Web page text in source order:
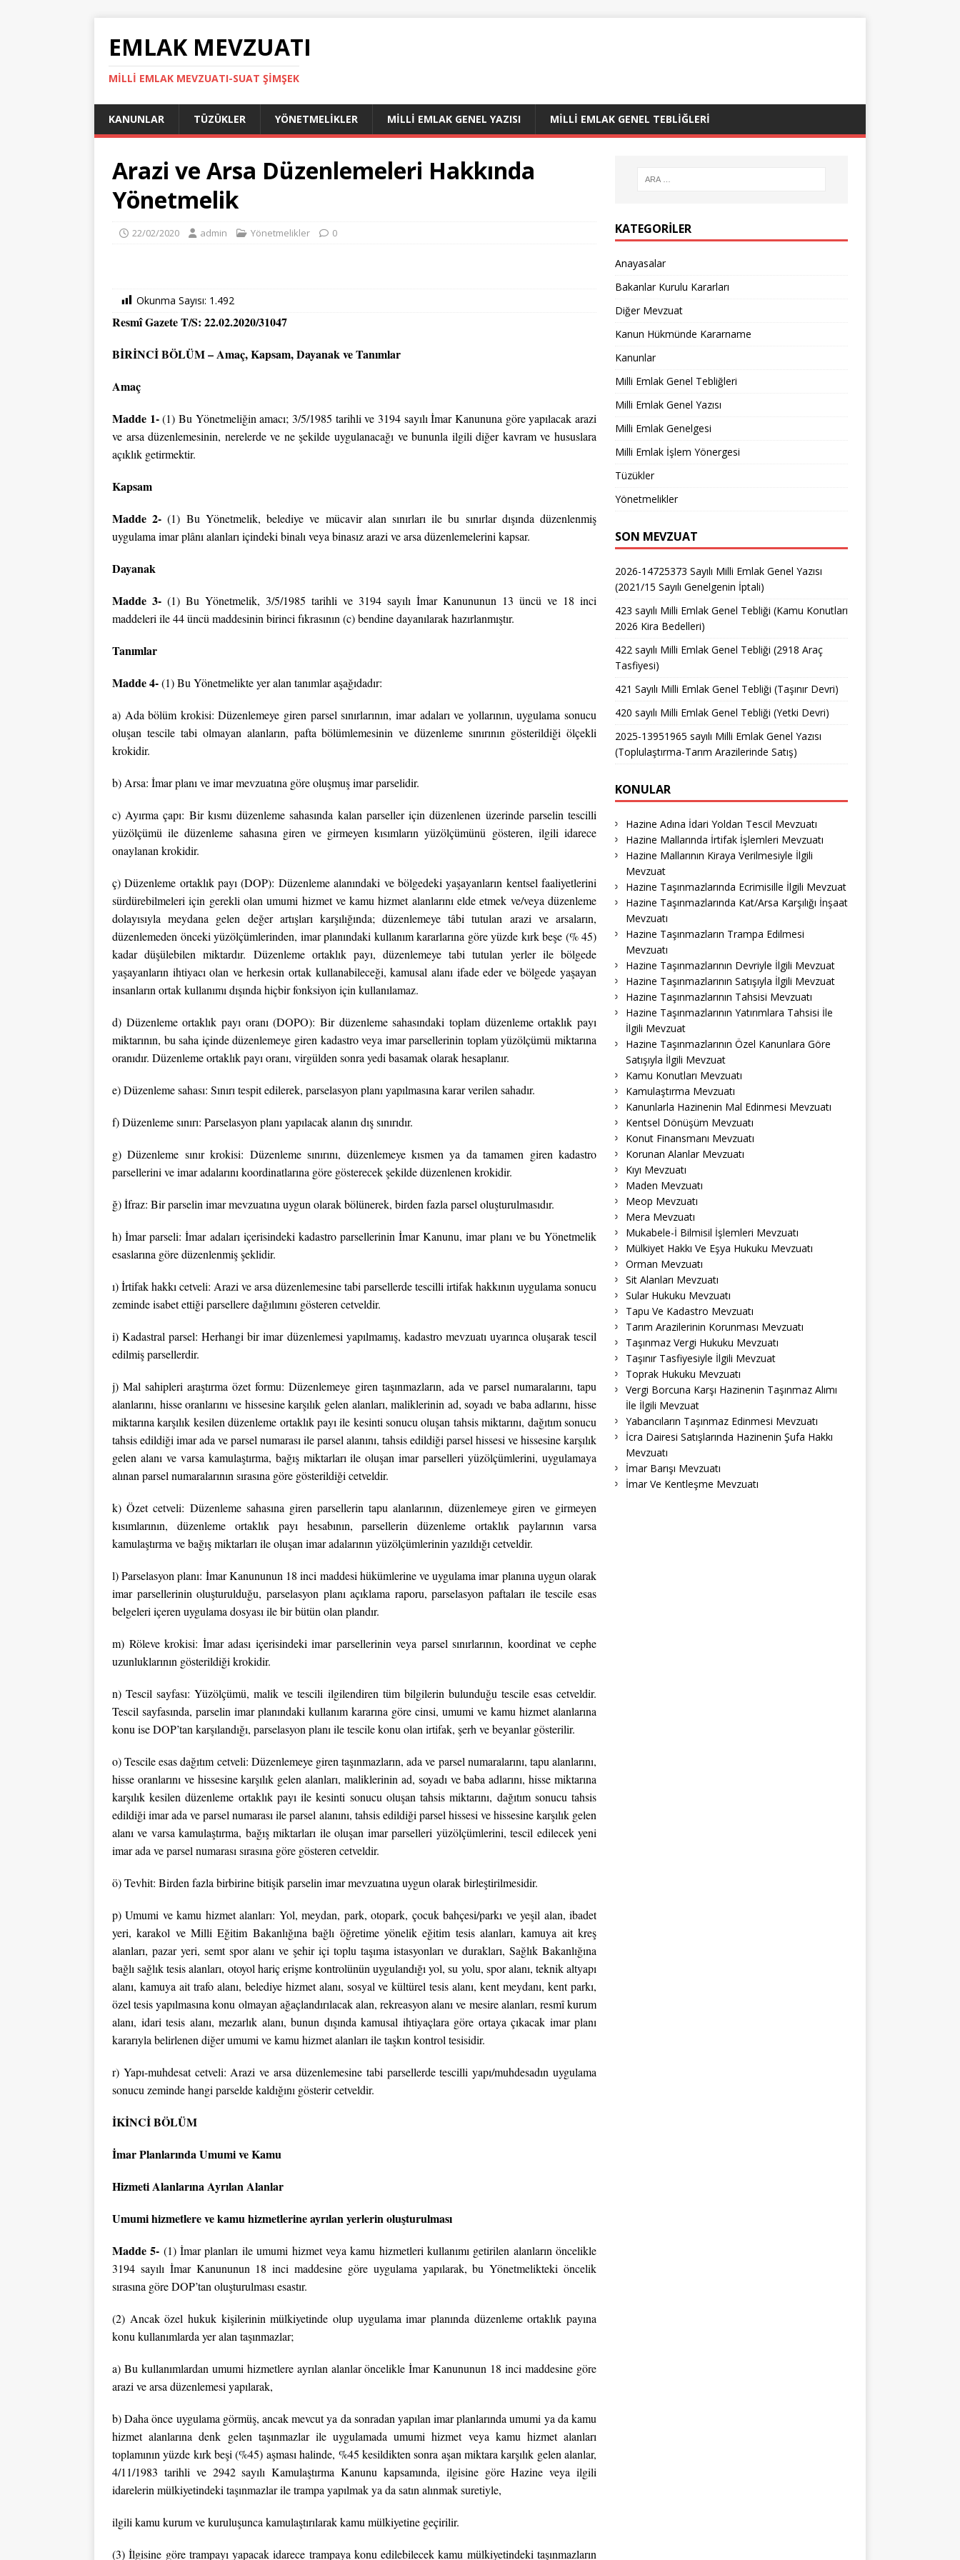
EMLAK MEVZUATI
MILLI EMLAK MEVZUATI-SUAT ŞİMŞEK
KANUNLAR TÜZÜKLER YÖNETMELIKLER MILLI EMLAK GENEL YAZISI MILLI EMLAK GENEL TEBLIĞLERI
Arazi ve Arsa Düzenlemeleri Hakkında
Yönetmelik
22/02/2020 admin Yönetmelikler 0
Okunma Sayısı: 1.492
Resmî Gazete T/S: 22.02.2020/31047
BİRİNCİ BÖLÜM – Amaç, Kapsam, Dayanak ve Tanımlar
Amaç
Madde 1-(1) Bu Yönetmeliğin amacı; 3/5/1985 tarihli ve 3194 sayılı İmar Kanununa göre yapılacak arazi
ve arsa düzenlemesinin, nerelerde ve ne şekilde uygulanacağı ve bununla ilgili diğer kavram ve hususlara
açıklık getirmektir.
Kapsam
Madde 2-(1) Bu Yönetmelik, belediye ve mücavir alan sınırları ile bu sınırlar dışında düzenlenmiş
uygulama imar plânı alanları içindeki binalı veya binasız arazi ve arsa düzenlemelerini kapsar.
Dayanak
Madde 3-(1) Bu Yönetmelik, 3/5/1985 tarihli ve 3194 sayılı İmar Kanununun 13 üncü ve 18 inci
maddeleri ile 44 üncü maddesinin birinci fıkrasının (c) bendine dayanılarak hazırlanmıştır.
Tanımlar
Madde 4-(1) Bu Yönetmelikte yer alan tanımlar aşağıdadır:
a) Ada bölüm krokisi: Düzenlemeye giren parsel sınırlarının, imar adaları ve yollarının, uygulama sonucu
oluşan tescile tabi olmayan alanların, pafta bölümlemesinin ve düzenleme sınırının gösterildiği ölçekli
krokidir.
b) Arsa: İmar planı ve imar mevzuatına göre oluşmuş imar parselidir.
c) Ayırma çapı: Bir kısmı düzenleme sahasında kalan parseller için düzenlenen üzerinde parselin tescilli
yüzölçümü ile düzenleme sahasına giren ve girmeyen kısımların yüzölçümünü gösteren, ilgili idarece
onaylanan krokidir.
ç) Düzenleme ortaklık payı (DOP): Düzenleme alanındaki ve bölgedeki yaşayanların kentsel faaliyetlerini
sürdürebilmeleri için gerekli olan umumi hizmet ve kamu hizmet alanlarını elde etmek ve/veya düzenleme
dolayısıyla meydana gelen değer artışları karşılığında; düzenlemeye tâbi tutulan arazi ve arsaların,
düzenlemeden önceki yüzölçümlerinden, imar planındaki kullanım kararlarına göre yüzde kırk beşe (% 45)
kadar düşülebilen miktardır. Düzenleme ortaklık payı, düzenlemeye tabi tutulan yerler ile bölgede
yaşayanların ihtiyacı olan ve herkesin ortak kullanabileceği, kamusal alanı ifade eder ve bölgede yaşayan
insanların ortak kullanımı dışında hiçbir fonksiyon için kullanılamaz.
d) Düzenleme ortaklık payı oranı (DOPO): Bir düzenleme sahasındaki toplam düzenleme ortaklık payı
miktarının, bu saha içinde düzenlemeye giren kadastro veya imar parsellerinin toplam yüzölçümü miktarına
oranıdır. Düzenleme ortaklık payı oranı, virgülden sonra yedi basamak olarak hesaplanır.
e) Düzenleme sahası: Sınırı tespit edilerek, parselasyon planı yapılmasına karar verilen sahadır.
f) Düzenleme sınırı: Parselasyon planı yapılacak alanın dış sınırıdır.
g) Düzenleme sınır krokisi: Düzenleme sınırını, düzenlemeye kısmen ya da tamamen giren kadastro
parsellerini ve imar adalarını koordinatlarına göre gösterecek şekilde düzenlenen krokidir.
ğ) İfraz: Bir parselin imar mevzuatına uygun olarak bölünerek, birden fazla parsel oluşturulmasıdır.
h) İmar parseli: İmar adaları içerisindeki kadastro parsellerinin İmar Kanunu, imar planı ve bu Yönetmelik
esaslarına göre düzenlenmiş şeklidir.
ı) İrtifak hakkı cetveli: Arazi ve arsa düzenlemesine tabi parsellerde tescilli irtifak hakkının uygulama sonucu
zeminde isabet ettiği parsellere dağılımını gösteren cetveldir.
i) Kadastral parsel: Herhangi bir imar düzenlemesi yapılmamış, kadastro mevzuatı uyarınca oluşarak tescil
edilmiş parsellerdir.
j) Mal sahipleri araştırma özet formu: Düzenlemeye giren taşınmazların, ada ve parsel numaralarını, tapu
alanlarını, hisse oranlarını ve hissesine karşılık gelen alanları, maliklerinin ad, soyadı ve baba adlarını, hisse
miktarına karşılık kesilen düzenleme ortaklık payı ile kesinti sonucu oluşan tahsis miktarını, dağıtım sonucu
tahsis edildiği imar ada ve parsel numarası ile parsel alanını, tahsis edildiği parsel hissesi ve hissesine karşılık
gelen alanı ve varsa kamulaştırma, bağış miktarları ile oluşan imar parselleri yüzölçümlerini, uygulamaya
alınan parsel numaralarının sırasına göre gösterildiği cetveldir.
k) Özet cetveli: Düzenleme sahasına giren parsellerin tapu alanlarının, düzenlemeye giren ve girmeyen
kısımlarının, düzenleme ortaklık payı hesabının, parsellerin düzenleme ortaklık paylarının varsa
kamulaştırma ve bağış miktarları ile oluşan imar adalarının yüzölçümlerinin yazıldığı cetveldir.
l) Parselasyon planı: İmar Kanununun 18 inci maddesi hükümlerine ve uygulama imar planına uygun olarak
imar parsellerinin oluşturulduğu, parselasyon planı açıklama raporu, parselasyon paftaları ile tescile esas
belgeleri içeren uygulama dosyası ile bir bütün olan plandır.
m) Röleve krokisi: İmar adası içerisindeki imar parsellerinin veya parsel sınırlarının, koordinat ve cephe
uzunluklarının gösterildiği krokidir.
n) Tescil sayfası: Yüzölçümü, malik ve tescili ilgilendiren tüm bilgilerin bulunduğu tescile esas cetveldir.
Tescil sayfasında, parselin imar planındaki kullanım kararına göre cinsi, umumi ve kamu hizmet alanlarına
konu ise DOP’tan karşılandığı, parselasyon planı ile tescile konu olan irtifak, şerh ve beyanlar gösterilir.
o) Tescile esas dağıtım cetveli: Düzenlemeye giren taşınmazların, ada ve parsel numaralarını, tapu alanlarını,
hisse oranlarını ve hissesine karşılık gelen alanları, maliklerinin ad, soyadı ve baba adlarını, hisse miktarına
karşılık kesilen düzenleme ortaklık payı ile kesinti sonucu oluşan tahsis miktarını, dağıtım sonucu tahsis
edildiği imar ada ve parsel numarası ile parsel alanını, tahsis edildiği parsel hissesi ve hissesine karşılık gelen
alanı ve varsa kamulaştırma, bağış miktarları ile oluşan imar parselleri yüzölçümlerini, tescil edilecek yeni
imar ada ve parsel numarası sırasına göre gösteren cetveldir.
ö) Tevhit: Birden fazla birbirine bitişik parselin imar mevzuatına uygun olarak birleştirilmesidir.
p) Umumi ve kamu hizmet alanları: Yol, meydan, park, otopark, çocuk bahçesi/parkı ve yeşil alan, ibadet
yeri, karakol ve Milli Eğitim Bakanlığına bağlı öğretime yönelik eğitim tesis alanları, kamuya ait kreş
alanları, pazar yeri, semt spor alanı ve şehir içi toplu taşıma istasyonları ve durakları, Sağlık Bakanlığına
bağlı sağlık tesis alanları, otoyol hariç erişme kontrolünün uygulandığı yol, su yolu, spor alanı, teknik altyapı
alanı, kamuya ait trafo alanı, belediye hizmet alanı, sosyal ve kültürel tesis alanı, kent meydanı, kent parkı,
özel tesis yapılmasına konu olmayan ağaçlandırılacak alan, rekreasyon alanı ve mesire alanları, resmî kurum
alanı, idari tesis alanı, mezarlık alanı, bunun dışında kamusal ihtiyaçlara göre ortaya çıkacak imar planı
kararıyla belirlenen diğer umumi ve kamu hizmet alanları ile taşkın kontrol tesisidir.
r) Yapı-muhdesat cetveli: Arazi ve arsa düzenlemesine tabi parsellerde tescilli yapı/muhdesadın uygulama
sonucu zeminde hangi parselde kaldığını gösterir cetveldir.
İKİNCİ BÖLÜM
İmar Planlarında Umumi ve Kamu
Hizmeti Alanlarına Ayrılan Alanlar
Umumi hizmetlere ve kamu hizmetlerine ayrılan yerlerin oluşturulması
Madde 5- (1) İmar planları ile umumi hizmet veya kamu hizmetleri kullanımı getirilen alanların öncelikle
3194 sayılı İmar Kanununun 18 inci maddesine göre uygulama yapılarak, bu Yönetmelikteki öncelik
sırasına göre DOP’tan oluşturulması esastır.
(2) Ancak özel hukuk kişilerinin mülkiyetinde olup uygulama imar planında düzenleme ortaklık payına
konu kullanımlarda yer alan taşınmazlar;
a) Bu kullanımlardan umumi hizmetlere ayrılan alanlar öncelikle İmar Kanununun 18 inci maddesine göre
arazi ve arsa düzenlemesi yapılarak,
b) Daha önce uygulama görmüş, ancak mevcut ya da sonradan yapılan imar planlarında umumi ya da kamu
hizmet alanlarına denk gelen taşınmazlar ile uygulamada umumi hizmet veya kamu hizmet alanları
toplamının yüzde kırk beşi (%45) aşması halinde, %45 kesildikten sonra aşan miktara karşılık gelen alanlar,
4/11/1983 tarihli ve 2942 sayılı Kamulaştırma Kanunu kapsamında, ilgisine göre Hazine veya ilgili
idarelerin mülkiyetindeki taşınmazlar ile trampa yapılmak ya da satın alınmak suretiyle,
ilgili kamu kurum ve kuruluşunca kamulaştırılarak kamu mülkiyetine geçirilir.
(3) İlgisine göre trampayı yapacak idarece trampaya konu edilebilecek kamu mülkiyetindeki taşınmazların
KATEGORILER
Anayasalar
Bakanlar Kurulu Kararları
Diğer Mevzuat
Kanun Hükmünde Kararname
Kanunlar
Milli Emlak Genel Tebliğleri
Milli Emlak Genel Yazısı
Milli Emlak Genelgesi
Milli Emlak İşlem Yönergesi
Tüzükler
Yönetmelikler
SON MEVZUAT
2026-14725373 Sayılı Milli Emlak Genel Yazısı
(2021/15 Sayılı Genelgenin İptali)
423 sayılı Milli Emlak Genel Tebliği (Kamu Konutları
2026 Kira Bedelleri)
422 sayılı Milli Emlak Genel Tebliği (2918 Araç
Tasfiyesi)
421 Sayılı Milli Emlak Genel Tebliği (Taşınır Devri)
420 sayılı Milli Emlak Genel Tebliği (Yetki Devri)
2025-13951965 sayılı Milli Emlak Genel Yazısı
(Toplulaştırma-Tarım Arazilerinde Satış)
KONULAR
Hazine Adına İdari Yoldan Tescil Mevzuatı
Hazine Mallarında İrtifak İşlemleri Mevzuatı
Hazine Mallarının Kiraya Verilmesiyle İlgili
Mevzuat
Hazine Taşınmazlarında Ecrimisille İlgili Mevzuat
Hazine Taşınmazlarında Kat/Arsa Karşılığı İnşaat
Mevzuatı
Hazine Taşınmazların Trampa Edilmesi
Mevzuatı
Hazine Taşınmazlarının Devriyle İlgili Mevzuat
Hazine Taşınmazlarının Satışıyla İlgili Mevzuat
Hazine Taşınmazlarının Tahsisi Mevzuatı
Hazine Taşınmazlarının Yatırımlara Tahsisi İle
İlgili Mevzuat
Hazine Taşınmazlarının Özel Kanunlara Göre
Satışıyla İlgili Mevzuat
Kamu Konutları Mevzuatı
Kamulaştırma Mevzuatı
Kanunlarla Hazinenin Mal Edinmesi Mevzuatı
Kentsel Dönüşüm Mevzuatı
Konut Finansmanı Mevzuatı
Korunan Alanlar Mevzuatı
Kıyı Mevzuatı
Maden Mevzuatı
Meop Mevzuatı
Mera Mevzuatı
Mukabele-İ Bilmisil İşlemleri Mevzuatı
Mülkiyet Hakkı Ve Eşya Hukuku Mevzuatı
Orman Mevzuatı
Sit Alanları Mevzuatı
Sular Hukuku Mevzuatı
Tapu Ve Kadastro Mevzuatı
Tarım Arazilerinin Korunması Mevzuatı
Taşınmaz Vergi Hukuku Mevzuatı
Taşınır Tasfiyesiyle İlgili Mevzuat
Toprak Hukuku Mevzuatı
Vergi Borcuna Karşı Hazinenin Taşınmaz Alımı
İle İlgili Mevzuat
Yabancıların Taşınmaz Edinmesi Mevzuatı
İcra Dairesi Satışlarında Hazinenin Şufa Hakkı
Mevzuatı
İmar Barışı Mevzuatı
İmar Ve Kentleşme Mevzuatı